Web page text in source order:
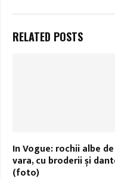
RELATED POSTS
In Vogue: rochii albe de
vara, cu broderii și
(foto)